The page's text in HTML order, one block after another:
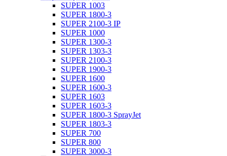
SUPER 1003
SUPER 1800-3
SUPER 2100-3 IP
SUPER 1000
SUPER 1300-3
SUPER 1303-3
SUPER 2100-3
SUPER 1900-3
SUPER 1600
SUPER 1600-3
SUPER 1603
SUPER 1603-3
SUPER 1800-3 SprayJet
SUPER 1803-3
SUPER 700
SUPER 800
SUPER 3000-3